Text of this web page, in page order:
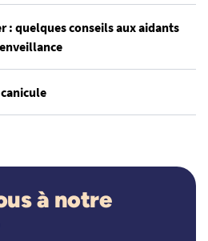
: quelques conseils aux aidants
à notre